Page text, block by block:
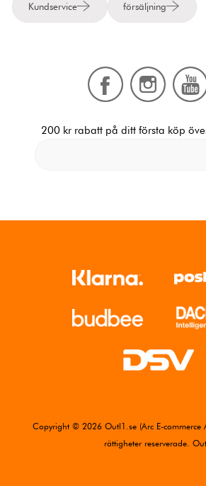
Kundservice försäljning
200 kr rabatt på ditt första köp
Copyright © 2026 Outl1.se (Arc E-
rättigheter reserverade.